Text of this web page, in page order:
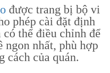
được trang bị bộ vi
phép cài đặt định
thể điều chỉnh để
ngon nhất, phù hợp
cách của quán.